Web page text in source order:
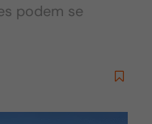
podem se